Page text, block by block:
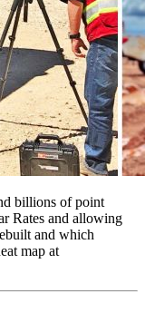
billions of point
Rates and allowing
and which
map at